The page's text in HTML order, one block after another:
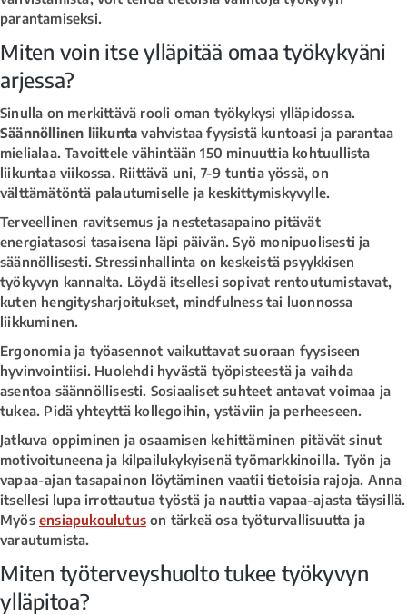
parantamiseksi.
Miten voin itse ylläpitää omaa työkykyäni
arjessa?
Sinulla on merkittävä rooli oman työkykysi ylläpidossa.
Säännöllinen liikunta vahvistaa fyysistä kuntoasi ja parantaa
mielialaa. Tavoittele vähintään 150 minuuttia kohtuullista
liikuntaa viikossa. Riittävä uni, 7-9 tuntia yössä, on
välttämätöntä palautumiselle ja keskittymiskyvylle.
Terveellinen ravitsemus ja nestetasapaino pitävät
energiatasosi tasaisena läpi päivän. Syö monipuolisesti ja
säännöllisesti. Stressinhallinta on keskeistä psyykkisen
työkyvyn kannalta. Löydä itsellesi sopivat rentoutumistavat,
kuten hengitysharjoitukset, mindfulness tai luonnossa
liikkuminen.
Ergonomia ja työasennot vaikuttavat suoraan fyysiseen
hyvinvointiisi. Huolehdi hyvästä työpisteestä ja vaihda
asentoa säännöllisesti. Sosiaaliset suhteet antavat voimaa ja
tukea. Pidä yhteyttä kollegoihin, ystäviin ja perheeseen.
Jatkuva oppiminen ja osaamisen kehittäminen pitävät sinut
motivoituneena ja kilpailukykyisenä työmarkkinoilla. Työn ja
vapaa-ajan tasapainon löytäminen vaatii tietoisia rajoja. Anna
itsellesi lupa irrottautua työstä ja nauttia vapaa-ajasta täysillä.
Myös ensiapukoulutus on tärkeä osa työturvallisuutta ja
varautumista.
Miten työterveyshuolto tukee työkyvyn
ylläpitoa?